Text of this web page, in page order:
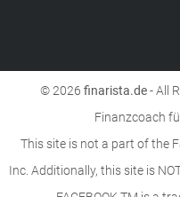
© 2026 finarista.de- All
Finanzcoach
This site is not a part of the
Inc. Additionally, this site is